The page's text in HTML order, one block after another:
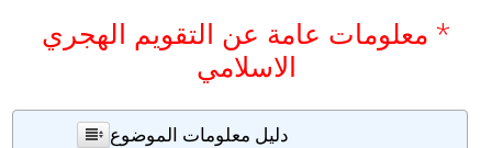
* معلومات عامة عن التقويم الهجري
الاسلامي
دليل معلومات الموضوع